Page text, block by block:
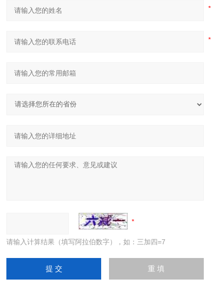
请输入计算结果（填写阿拉伯数字），如：三加四=7